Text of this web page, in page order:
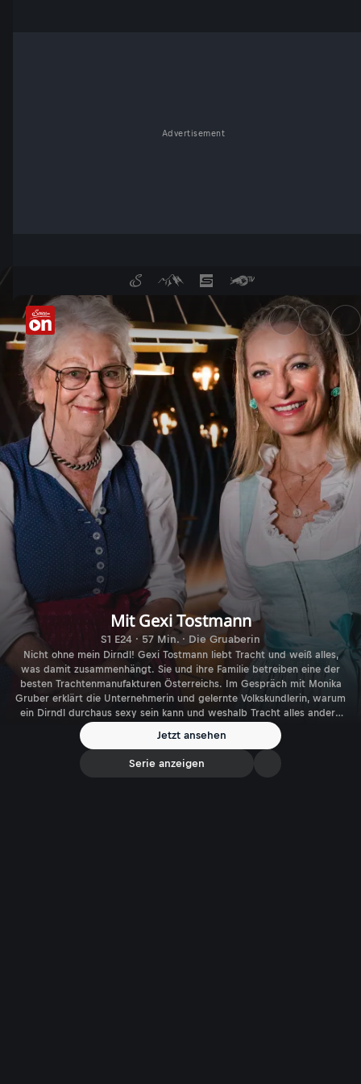
Advertisement
Mit Monika Gruber und
Mit Gexi Tostmann
S1 E24 · 57 Min. · Die Gruaberin
Nicht ohne mein Dirndl! Gexi Tostmann liebt Tracht und weiß alles,
was damit zusammenhängt. Sie und ihre Familie betreiben eine der
besten Trachtenmanufakturen Österreichs. Im Gespräch mit Monika
Gruber erklärt die Unternehmerin und gelernte Volkskundlerin, warum
ein Dirndl durchaus sexy sein kann und weshalb Tracht alles andere
als altmodisch ist. Und um die „Enkeltauglichkeit“ - sprich
Nachhaltigkeit - geht es auch.
Jetzt ansehen
Serie anzeigen